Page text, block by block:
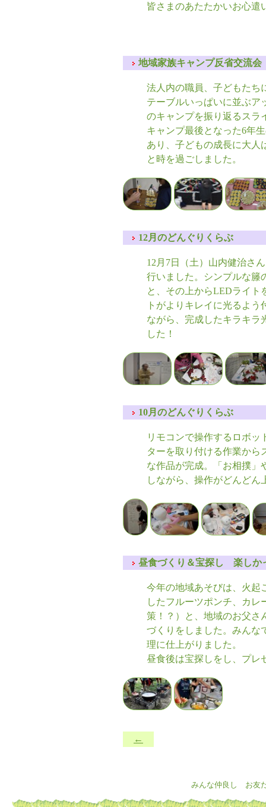
皆さまのあたたかいお心遣
地域家族キャンプ反省交流
法人内の職員、子どもたち
テーブルいっぱいに並ぶア
のキャンプを振り返るスラ
キャンプ最後となった6年
あり、子どもの成長に大人
と時を過ごしました。
12月のどんぐりくらぶ
12月7日（土）山内健治さ
行いました。シンプルな籐
と、その上からLEDライト
トがよりキレイに光るよ
ながら、完成したキラキラ
した！
10月のどんぐりくらぶ
リモコンで操作するロボッ
ターを取り付ける作業から
な作品が完成。「お相撲」
しながら、操作がどんどん
昼食づくり＆宝探し 楽しか
今年の地域あそびは、火起
したフルーツポンチ、カレ
策！？）と、地域のお父さ
づくりをしました。みんな
理に仕上がりました。
昼食後は宝探しをし、プレ
←
みんな仲良し お友